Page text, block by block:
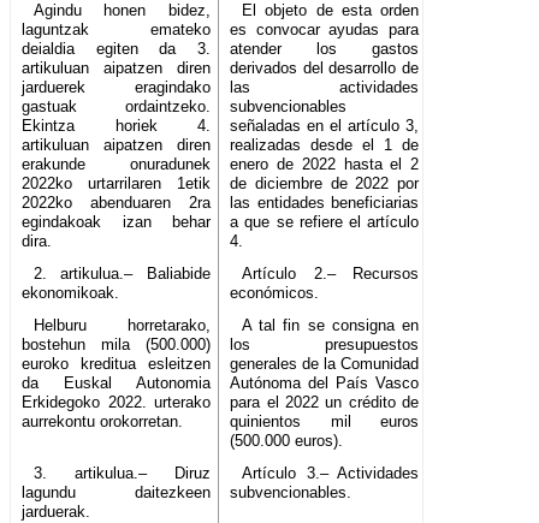
Agindu honen bidez,
laguntzak emateko
deialdia egiten da 3.
artikuluan aipatzen diren
jarduerek eragindako
gastuak ordaintzeko.
Ekintza horiek 4.
artikuluan aipatzen diren
erakunde onuradunek
2022ko urtarrilaren 1etik
2022ko abenduaren 2ra
egindakoak izan behar
dira.
El objeto de esta orden
es convocar ayudas para
atender los gastos
derivados del desarrollo de
las actividades
subvencionables
señaladas en el artículo 3,
realizadas desde el 1 de
enero de 2022 hasta el 2
de diciembre de 2022 por
las entidades beneficiarias
a que se refiere el artículo
4.
2. artikulua.– Baliabide
ekonomikoak.
Artículo 2.– Recursos
económicos.
Helburu horretarako,
bostehun mila (500.000)
euroko kreditua esleitzen
da Euskal Autonomia
Erkidegoko 2022. urterako
aurrekontu orokorretan.
A tal fin se consigna en
los presupuestos
generales de la Comunidad
Autónoma del País Vasco
para el 2022 un crédito de
quinientos mil euros
(500.000 euros).
3. artikulua.– Diruz
lagundu daitezkeen
jarduerak.
Artículo 3.– Actividades
subvencionables.